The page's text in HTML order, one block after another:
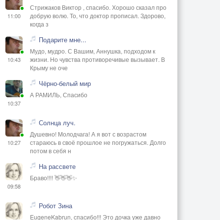
11:00
Стрижаков Виктор , спасибо. Хорошо сказал про
добрую волю. То, что доктор прописал. Здорово,
когда з
10:43
Подарите мне...
Мудо, мудро. С Вашим, Аннушка, подходом к
жизни. Но чувства противоречивые вызывает. В
Крыму не оче
10:37
Чёрно-белый мир
А РАМИЛЬ, Спасибо
10:27
Солнца луч.
Душевно! Молодчага! А я вот с возрастом
стараюсь в своё прошлое не погружаться. Долго
потом в себя н
09:58
На рассвете
Браво!!!! 👋👋👋✨
Робот Зина
EugeneKabrun, спасибо!!! Это дочка уже давно